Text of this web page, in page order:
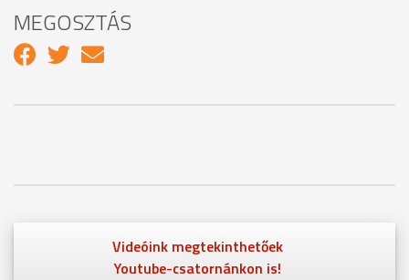
MEGOSZTÁS
Videóink megtekinthetőek
Youtube-csatornánkon is!